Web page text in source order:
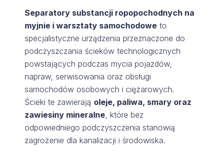
Separatory substancji ropopochodnych na
myjnie i warsztaty samochodowe to
specjalistyczne urządzenia przeznaczone do
podczyszczania ścieków technologicznych
powstających podczas mycia pojazdów,
napraw, serwisowania oraz obsługi
samochodów osobowych i ciężarowych.
Ścieki te zawierają oleje, paliwa, smary oraz
zawiesiny mineralne, które bez
odpowiedniego podczyszczenia stanowią
zagrożenie dla kanalizacji i środowiska.